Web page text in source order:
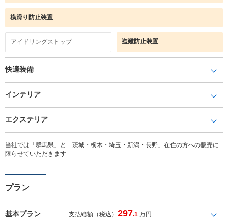
横滑り防止装置
アイドリングストップ 盗難防止装置
快適装備
インテリア
エクステリア
当社では「群馬県」と「茨城・栃木・埼玉・新潟・長野」在住の方への販売に
限らせていただきます
プラン
基本プラン 支払総額（税込）297.1 万円